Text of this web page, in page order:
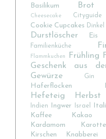
Basilikum Brot
Cheesecake Cityguide
Cookie Cupcakes Dinkel
Durstlöscher Eis
Familienküche
Flammkuchen Frühling
Geschenk aus
Gewürze
Gin
Haferflocken
Hefeteig Herbst
Indien Ingwer Israel
Kaffee
Kakao
Kardamom
Karotte
Kirschen
Knabberei